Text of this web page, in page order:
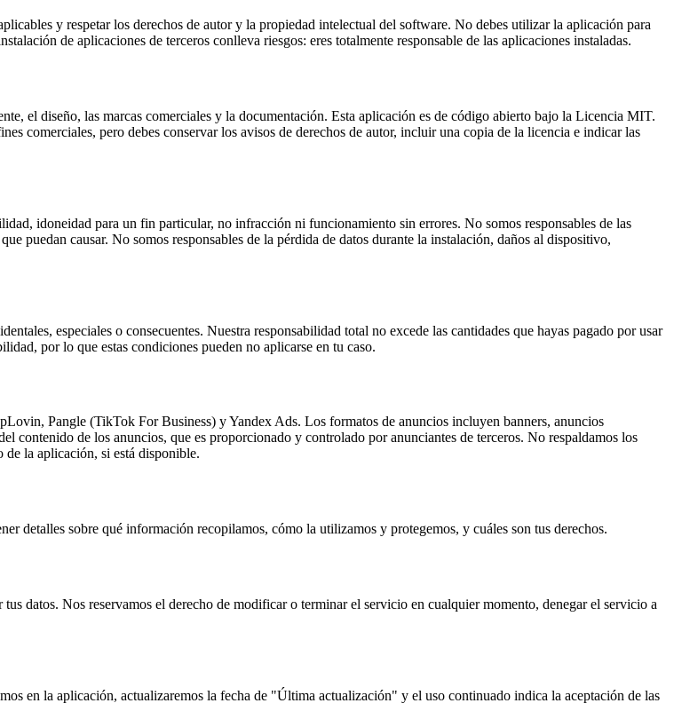
y respetar los derechos de autor y la propiedad intelectual del software. No debes utilizar la aplicación para
de aplicaciones de terceros conlleva riesgos: eres totalmente responsable de las aplicaciones instaladas.
el diseño, las marcas comerciales y la documentación. Esta aplicación es de código abierto bajo la Licencia MIT.
comerciales, pero debes conservar los avisos de derechos de autor, incluir una copia de la licencia e indicar las
idoneidad para un fin particular, no infracción ni funcionamiento sin errores. No somos responsables de las
puedan causar. No somos responsables de la pérdida de datos durante la instalación, daños al dispositivo,
especiales o consecuentes. Nuestra responsabilidad total no excede las cantidades que hayas pagado por usar
por lo que estas condiciones pueden no aplicarse en tu caso.
Pangle (TikTok For Business) y Yandex Ads. Los formatos de anuncios incluyen banners, anuncios
contenido de los anuncios, que es proporcionado y controlado por anunciantes de terceros. No respaldamos los
de la aplicación, si está disponible.
detalles sobre qué información recopilamos, cómo la utilizamos y protegemos, y cuáles son tus derechos.
datos. Nos reservamos el derecho de modificar o terminar el servicio en cualquier momento, denegar el servicio a
en la aplicación, actualizaremos la fecha de "Última actualización" y el uso continuado indica la aceptación de las